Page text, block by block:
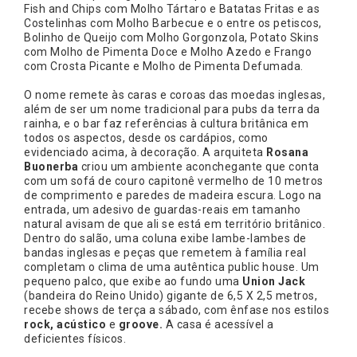
Fish and Chips com Molho Tártaro e Batatas Fritas e as
Costelinhas com Molho Barbecue e o entre os petiscos,
Bolinho de Queijo com Molho Gorgonzola, Potato Skins
com Molho de Pimenta Doce e Molho Azedo e Frango
com Crosta Picante e Molho de Pimenta Defumada.
O nome remete às caras e coroas das moedas inglesas,
além de ser um nome tradicional para pubs da terra da
rainha, e o bar faz referências à cultura britânica em
todos os aspectos, desde os cardápios, como
evidenciado acima, à decoração. A arquiteta Rosana
Buonerba criou um ambiente aconchegante que conta
com um sofá de couro capitonê vermelho de 10 metros
de comprimento e paredes de madeira escura. Logo na
entrada, um adesivo de guardas-reais em tamanho
natural avisam de que ali se está em território britânico.
Dentro do salão, uma coluna exibe lambe-lambes de
bandas inglesas e peças que remetem à família real
completam o clima de uma autêntica public house. Um
pequeno palco, que exibe ao fundo uma Union Jack
(bandeira do Reino Unido) gigante de 6,5 X 2,5 metros,
recebe shows de terça a sábado, com ênfase nos estilos
rock, acústico e groove. A casa é acessível a
deficientes físicos.